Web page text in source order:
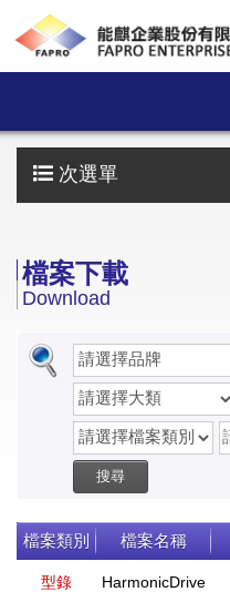
次選單
檔案下載
Download
搜尋
檔案類別 檔案名稱
型錄
HarmonicDrive